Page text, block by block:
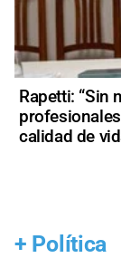
Rapetti: “Sin
calidad de
+ Política